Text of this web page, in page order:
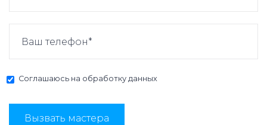
Соглашаюсь на обработку данных
Вызвать мастера